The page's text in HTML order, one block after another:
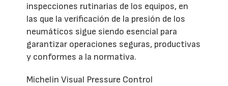
inspecciones rutinarias de los equipos, en
las que la verificación de la presión de los
neumáticos sigue siendo esencial para
garantizar operaciones seguras, productivas
y conformes a la normativa.
Michelin Visual Pressure Control